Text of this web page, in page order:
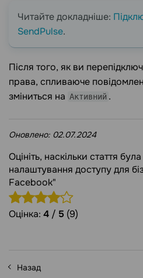
Читайте докладніше:
SendPulse.
Після того, як ви
права, спливаюче
зміниться на Активний .
Оновлено: 02.07.2024
Оцініть, наскільки стаття
налаштування доступу для
Facebook"
Оцінка: 4 / 5 (9)
Назад